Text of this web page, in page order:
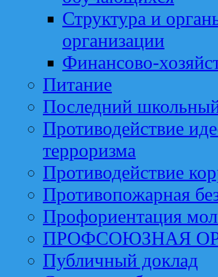
Структура и
организации
Финансово-
Питание
Последний
Противодействие
терроризма
Противодействие
Противопожарная
Профориентация
ПРОФСОЮЗНАЯ
Публичный доклад